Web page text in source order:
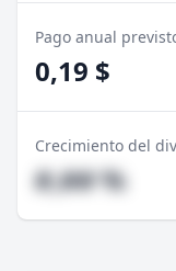
Pago anual
0,19 $
Crecimiento del
#,## %